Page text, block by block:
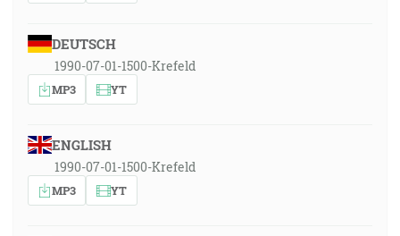
DEUTSCH
1990-07-01-1500-Krefeld
MP3 YT
ENGLISH
1990-07-01-1500-Krefeld
MP3 YT